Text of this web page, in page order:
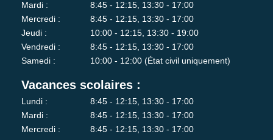
Mardi :
8:45 - 12:15, 13:30 - 17:00
Mercredi :
8:45 - 12:15, 13:30 - 17:00
Jeudi :
10:00 - 12:15, 13:30 - 19:00
Vendredi :
8:45 - 12:15, 13:30 - 17:00
Samedi :
10:00 - 12:00 (État civil uniquement)
Vacances scolaires :
Lundi :
8:45 - 12:15, 13:30 - 17:00
Mardi :
8:45 - 12:15, 13:30 - 17:00
Mercredi :
8:45 - 12:15, 13:30 - 17:00